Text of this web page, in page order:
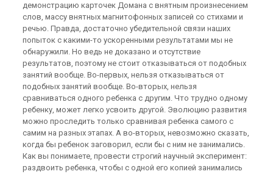
демонстрацию карточек Домана с внятным произнесением
слов, массу внятных магнитофонных записей со стихами и
речью. Правда, достаточно убедительной связи наших
попыток с какими-то ускоренными результатами мы не
обнаружили. Но ведь не доказано и отсутствие
результатов, поэтому не стоит отказываться от подобных
занятий вообще. Во-первых, нельзя отказываться от
подобных занятий вообще. Во-вторых, нельзя
сравниваться одного ребенка с другим. Что трудно одному
ребенку, может легко усвоить другой. Эволюцию развития
можно проследить только сравнивая ребенка самого с
самим на разных этапах. А во-вторых, невозможно сказать,
когда бы ребенок заговорил, если бы с ним не занимались.
Как вы понимаете, провести строгий научный эксперимент:
раздвоить ребенка, чтобы с одной его копией занимались